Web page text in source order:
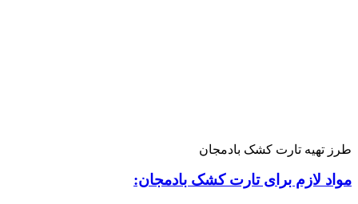
طرز تهیه تارت کشک بادمجان
مواد لازم برای تارت کشک بادمجان: